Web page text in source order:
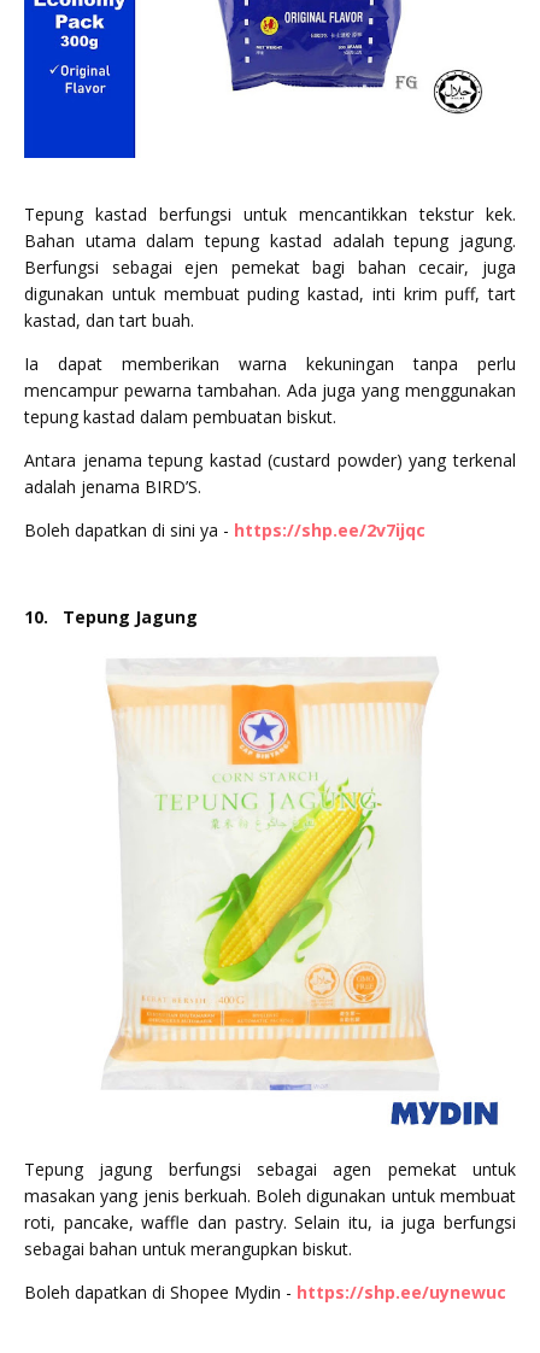
Tepung kastad berfungsi untuk mencantikkan tekstur kek.
Bahan utama dalam tepung kastad adalah tepung jagung.
Berfungsi sebagai ejen pemekat bagi bahan cecair, juga
digunakan untuk membuat puding kastad, inti krim puff, tart
kastad, dan tart buah.
Ia dapat memberikan warna kekuningan tanpa perlu
mencampur pewarna tambahan. Ada juga yang menggunakan
tepung kastad dalam pembuatan biskut.
Antara jenama tepung kastad (custard powder) yang terkenal
adalah jenama BIRD’S.
Boleh dapatkan di sini ya - https://shp.ee/2v7ijqc
10. Tepung Jagung
Tepung jagung berfungsi sebagai agen pemekat untuk
masakan yang jenis berkuah. Boleh digunakan untuk membuat
roti, pancake, waffle dan pastry. Selain itu, ia juga berfungsi
sebagai bahan untuk merangupkan biskut.
Boleh dapatkan di Shopee Mydin - https://shp.ee/uynewuc